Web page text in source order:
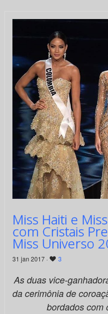
Miss Haiti e
com Cristais
Miss Universo
31 jan 2017 · 3
As duas vice-
da cerimônia de
bordados com